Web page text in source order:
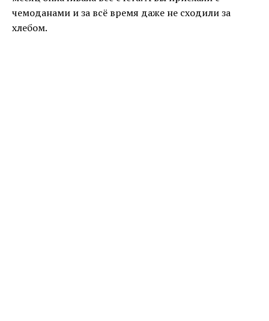
чемоданами и за всё время даже не сходили за
хлебом.